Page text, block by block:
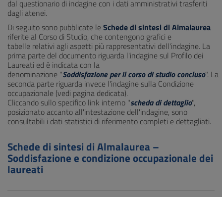
dal questionario di indagine con i dati amministrativi trasferiti
dagli atenei.
Di seguito sono pubblicate leSchede di sintesi di Almalaurea
riferite al Corso di Studio, che contengono grafici e
tabelle relativi agli aspetti più rappresentativi dell'indagine. La
prima parte del documento riguarda l'indagine sul Profilo dei
Laureati ed è indicata con la
denominazione "Soddisfazione per il corso di studio concluso". La
seconda parte riguarda invece l'indagine sulla Condizione
occupazionale (vedi pagina dedicata).
Cliccando sullo specifico link interno "scheda di dettaglio",
posizionato accanto all'intestazione dell'indagine, sono
consultabili i dati statistici di riferimento completi e dettagliati.
Schede di sintesi di Almalaurea –
Soddisfazione e condizione occupazionale dei
laureati